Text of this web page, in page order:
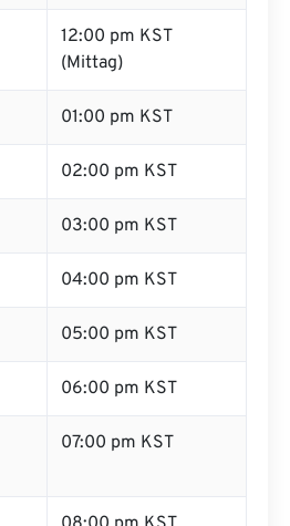
12:00 pm KST
(Mittag)
01:00 pm KST
02:00 pm KST
03:00 pm KST
04:00 pm KST
05:00 pm KST
06:00 pm KST
07:00 pm KST